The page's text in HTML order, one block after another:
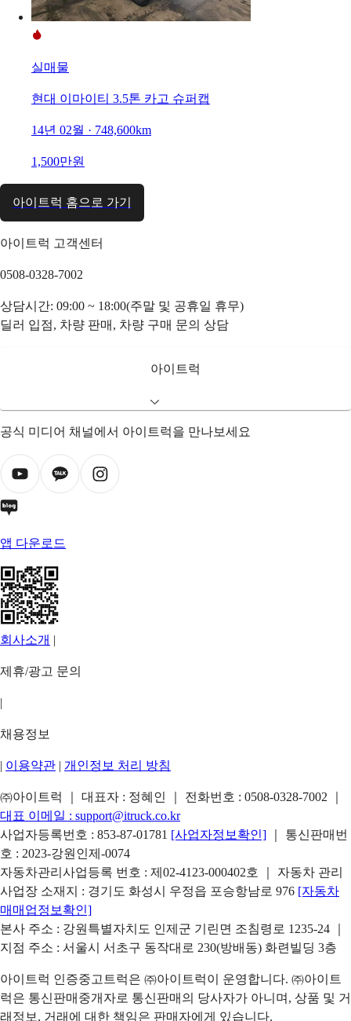
실매물
현대 이마이티 3.5톤 카고 슈퍼캡
14년 02월 · 748,600km
1,500만원
아이트럭 홈으로 가기
아이트럭 고객센터
0508-0328-7002
상담시간: 09:00 ~ 18:00(주말 및 공휴일 휴무)
딜러 입점, 차량 판매, 차량 구매 문의 상담
아이트럭
공식 미디어 채널에서 아이트럭을 만나보세요
앱 다운로드
회사소개 |
제휴/광고 문의
|
채용정보
| 이용약관 | 개인정보 처리 방침
㈜아이트럭 ｜ 대표자 : 정혜인 ｜ 전화번호 : 0508-0328-7002
대표 이메일 : support@itruck.co.kr
사업자등록번호 : 853-87-01781 [사업자정보확인]
｜ 통신판매번
호 : 2023-강원인제-0074
자동차관리사업등록 번호 : 제02-4123-000402호 ｜ 자동차 관리
사업장 소재지 : 경기도 화성시 우정읍 포승항남로 976 [자동차
매매업정보확인]
본사 주소 : 강원특별자치도 인제군 기린면 조침령로 1235-24 ｜
지점 주소 : 서울시 서초구 동작대로 230(방배동) 화련빌딩 3층
아이트럭 인증중고트럭은 ㈜아이트럭이 운영합니다. ㈜아이트
럭은 통신판매중개자로 통신판매의 당사자가 아니며, 상품 및 거
래정보, 거래에 대한 책임은 판매자에게 있습니다.